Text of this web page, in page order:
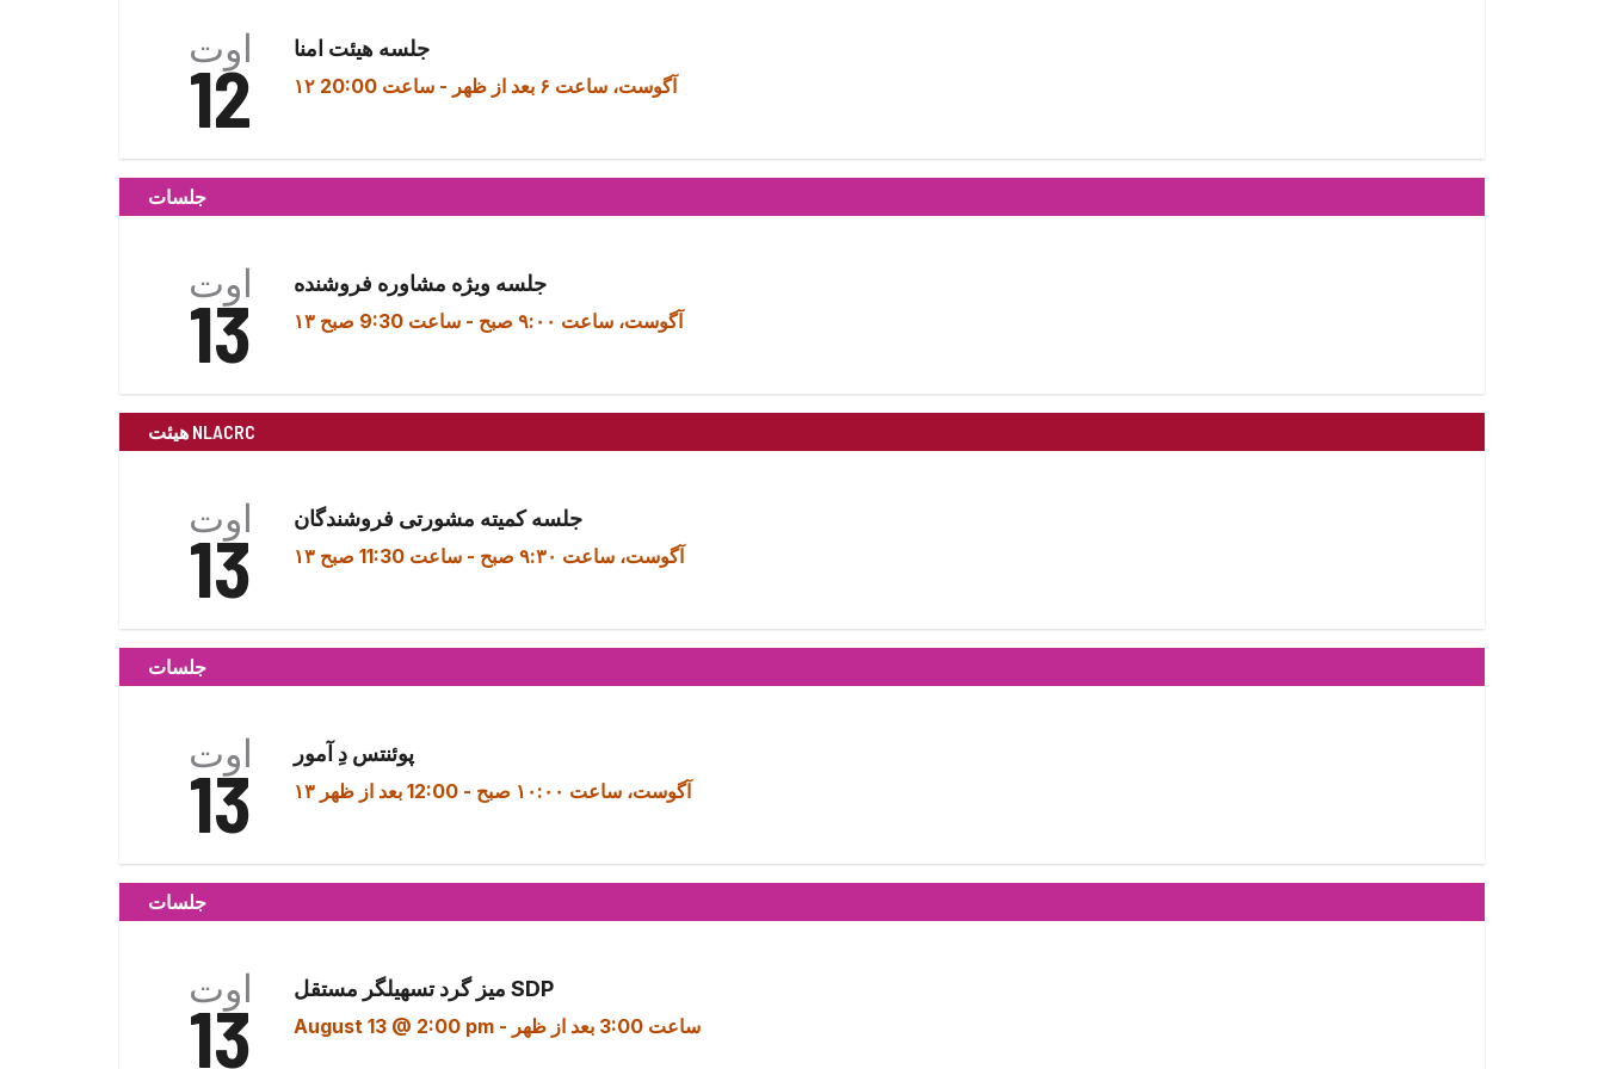
اوت
12
جلسه هیئت امنا
۱۲ آگوست، ساعت ۶ بعد از ظهر -ساعت 20:00
جلسات
اوت
13
جلسه ویژه مشاوره فروشنده
۱۳ آگوست، ساعت ۹:۰۰ صبح -ساعت 9:30 صبح
هیئت NLACRC
اوت
13
جلسه کمیته مشورتی فروشندگان
۱۳ آگوست، ساعت ۹:۳۰ صبح -ساعت 11:30 صبح
جلسات
اوت
13
پوئنتس دِ آمور
۱۳ آگوست، ساعت ۱۰:۰۰ صبح -12:00 بعد از ظهر
جلسات
اوت
13
میز گرد تسهیلگر مستقل SDP
August 13 @ 2:00 pm- ساعت 3:00 بعد از ظهر